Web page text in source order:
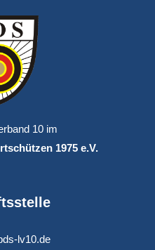
10 im
1975 e.V.
lv10.de